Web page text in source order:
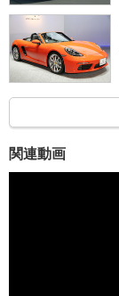
関連動画